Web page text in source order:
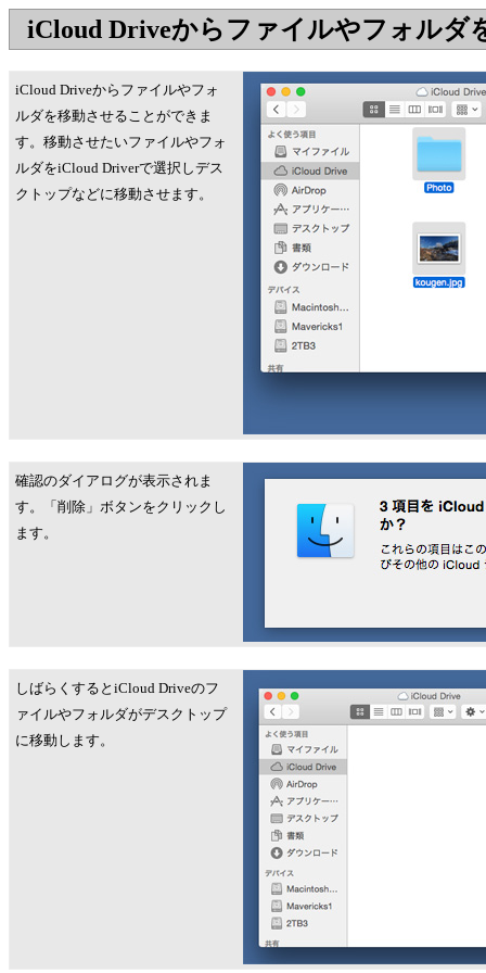
iCloud Driveからファイルやフォルダ
iCloud Driveからファイルやフォ
ルダを移動させることができま
す。移動させたいファイルやフォ
ルダをiCloud Driverで選択しデス
クトップなどに移動させます。
確認のダイアログが表示されま
す。「削除」ボタンをクリックし
ます。
しばらくするとiCloud Driveのフ
ァイルやフォルダがデスクトップ
に移動します。